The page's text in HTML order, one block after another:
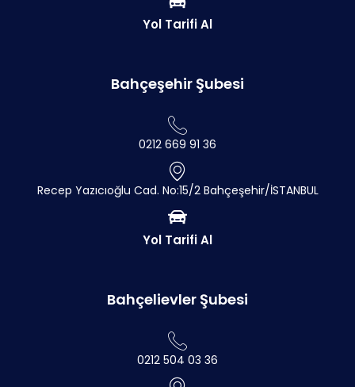
Yol Tarifi Al
Bahçeşehir Şubesi
0212 669 91 36
Recep Yazıcıoğlu Cad. No:15/2 Bahçeşehir/İSTANBUL
Yol Tarifi Al
Bahçelievler Şubesi
0212 504 03 36